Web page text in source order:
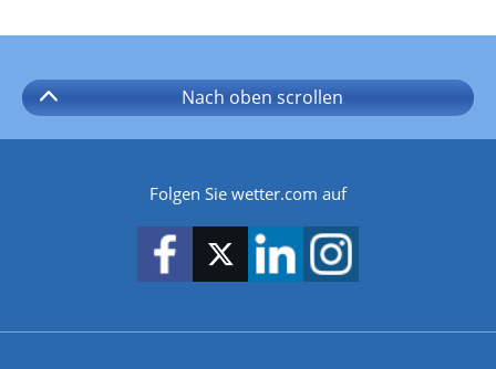
Nach oben scrollen
Folgen Sie wetter.com auf